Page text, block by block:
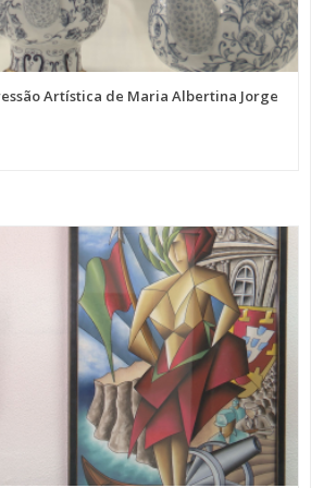
Artística de Maria Albertina Jorge